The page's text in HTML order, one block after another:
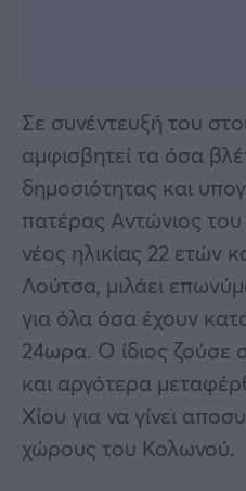
Σε συνέντευξή του
αμφισβητεί τα όσα
δημοσιότητας και
πατέρας Αντώνιος
νέος ηλικίας 22 ετών
Λούτσα, μιλάει
για όλα όσα έχουν
24ωρα. Ο ίδιος ζούσε
και αργότερα
Χίου για να γίνει
χώρους του Κολωνού.